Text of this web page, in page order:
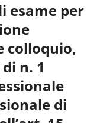
esame per
colloquio,
n. 1
di